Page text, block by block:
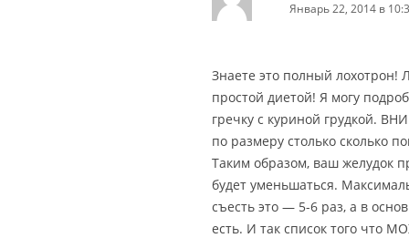
Январь 22, 2014 в
Знаете это полный лохотрон!
простой диетой! Я могу
гречку с куриной грудкой.
по размеру столько сколько
Таким образом, ваш желудок
будет уменьшаться.
съесть это — 5-6 раз, а в
есть. И так список того что